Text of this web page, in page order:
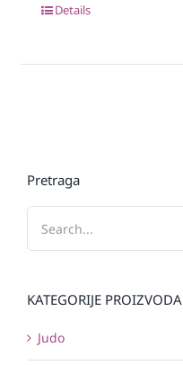
Details
Pretraga
KATEGORIJE PROIZVODA
Judo